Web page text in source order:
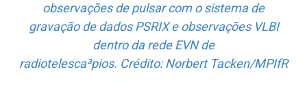
observações de pulsar com o sistema de
gravação de dados PSRIX e observações VLBI
dentro da rede EVN de
radiotelesca³pios. Crédito: Norbert Tacken/MPIfR